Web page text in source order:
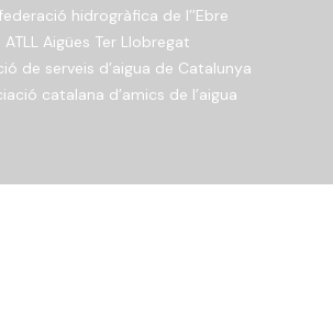
hidrogràfica de l’’Ebre
ATLL Aigües Ter Llobregat
de serveis d’aigua de Catalunya
catalana d’amics de l’aigua